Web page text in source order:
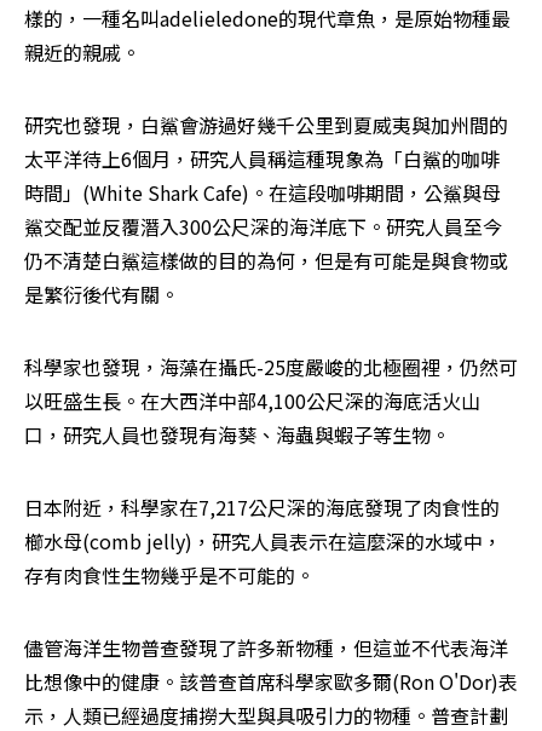
樣的，一種名叫adelieledone的現代章魚，是原始物種最
親近的親戚。
研究也發現，白鯊會游過好幾千公里到夏威夷與加州間的
太平洋待上6個月，研究人員稱這種現象為「白鯊的咖啡
時間」(White Shark Cafe)。在這段咖啡期間，公鯊與母
鯊交配並反覆潛入300公尺深的海洋底下。研究人員至今
仍不清楚白鯊這樣做的目的為何，但是有可能是與食物或
是繁衍後代有關。
科學家也發現，海藻在攝氏-25度嚴峻的北極圈裡，仍然可
以旺盛生長。在大西洋中部4,100公尺深的海底活火山
口，研究人員也發現有海葵、海蟲與蝦子等生物。
日本附近，科學家在7,217公尺深的海底發現了肉食性的
櫛水母(comb jelly)，研究人員表示在這麼深的水域中，
存有肉食性生物幾乎是不可能的。
儘管海洋生物普查發現了許多新物種，但這並不代表海洋
比想像中的健康。該普查首席科學家歐多爾(Ron O'Dor)表
示，人類已經過度捕撈大型與具吸引力的物種。普查計劃